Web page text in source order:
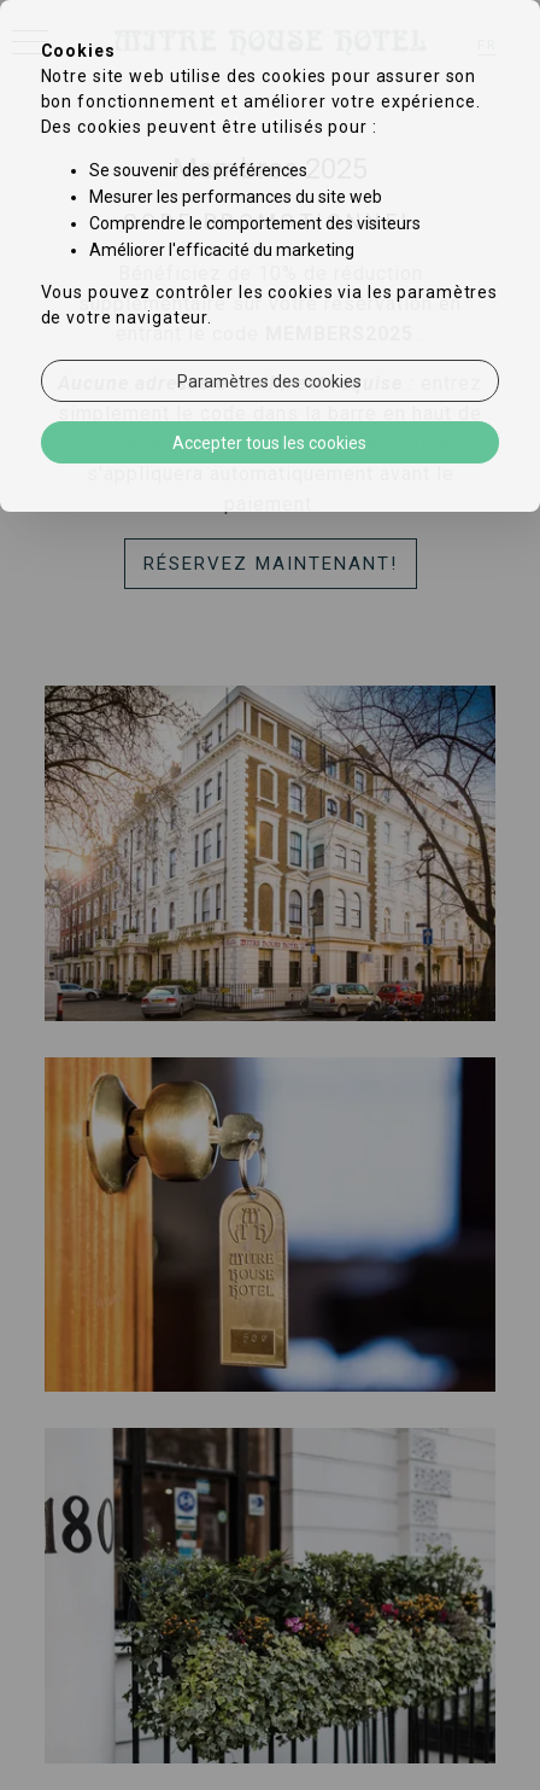
Membres 2025
CODE PROMOTIONNEL
supplémentaire sur votre réservation en
entrant le code
Aucune adresse e-mail n'est requise
la page de réservation et la réduction
RÉSERVEZ MAINTENANT!
Cookies
Notre site web utilise des cookies pour assurer son
bon fonctionnement et améliorer votre expérience.
Des cookies peuvent être utilisés pour :
Se souvenir des préférences
Mesurer les performances du site web
Comprendre le comportement des visiteurs
Améliorer l'efficacité du marketing
Vous pouvez contrôler les cookies via les paramètres
de votre navigateur.
Paramètres des cookies
Accepter tous les cookies